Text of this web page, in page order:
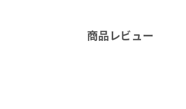
商品レビュー